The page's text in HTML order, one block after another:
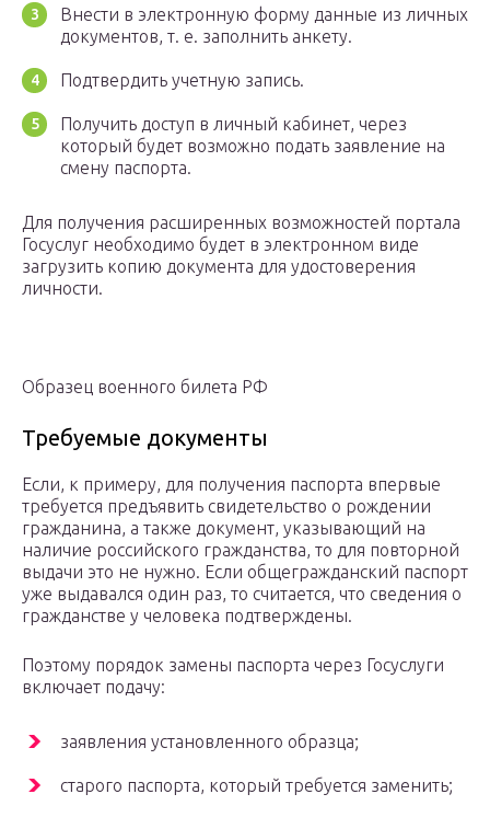
Внести в электронную форму данные из личных
документов, т. е. заполнить анкету.
Подтвердить учетную запись.
Получить доступ в личный кабинет, через
который будет возможно подать заявление на
смену паспорта.
Для получения расширенных возможностей портала
Госуслуг необходимо будет в электронном виде
загрузить копию документа для удостоверения
личности.
Образец военного билета РФ
Требуемые документы
Если, к примеру, для получения паспорта впервые
требуется предъявить свидетельство о рождении
гражданина, а также документ, указывающий на
наличие российского гражданства, то для повторной
выдачи это не нужно. Если общегражданский паспорт
уже выдавался один раз, то считается, что сведения о
гражданстве у человека подтверждены.
Поэтому порядок замены паспорта через Госуслуги
включает подачу:
заявления установленного образца;
старого паспорта, который требуется заменить;